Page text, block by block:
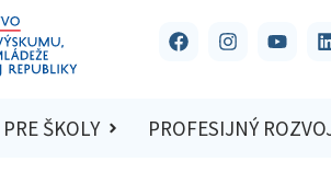
PRE ŠKOLY PROFESIJNÝ